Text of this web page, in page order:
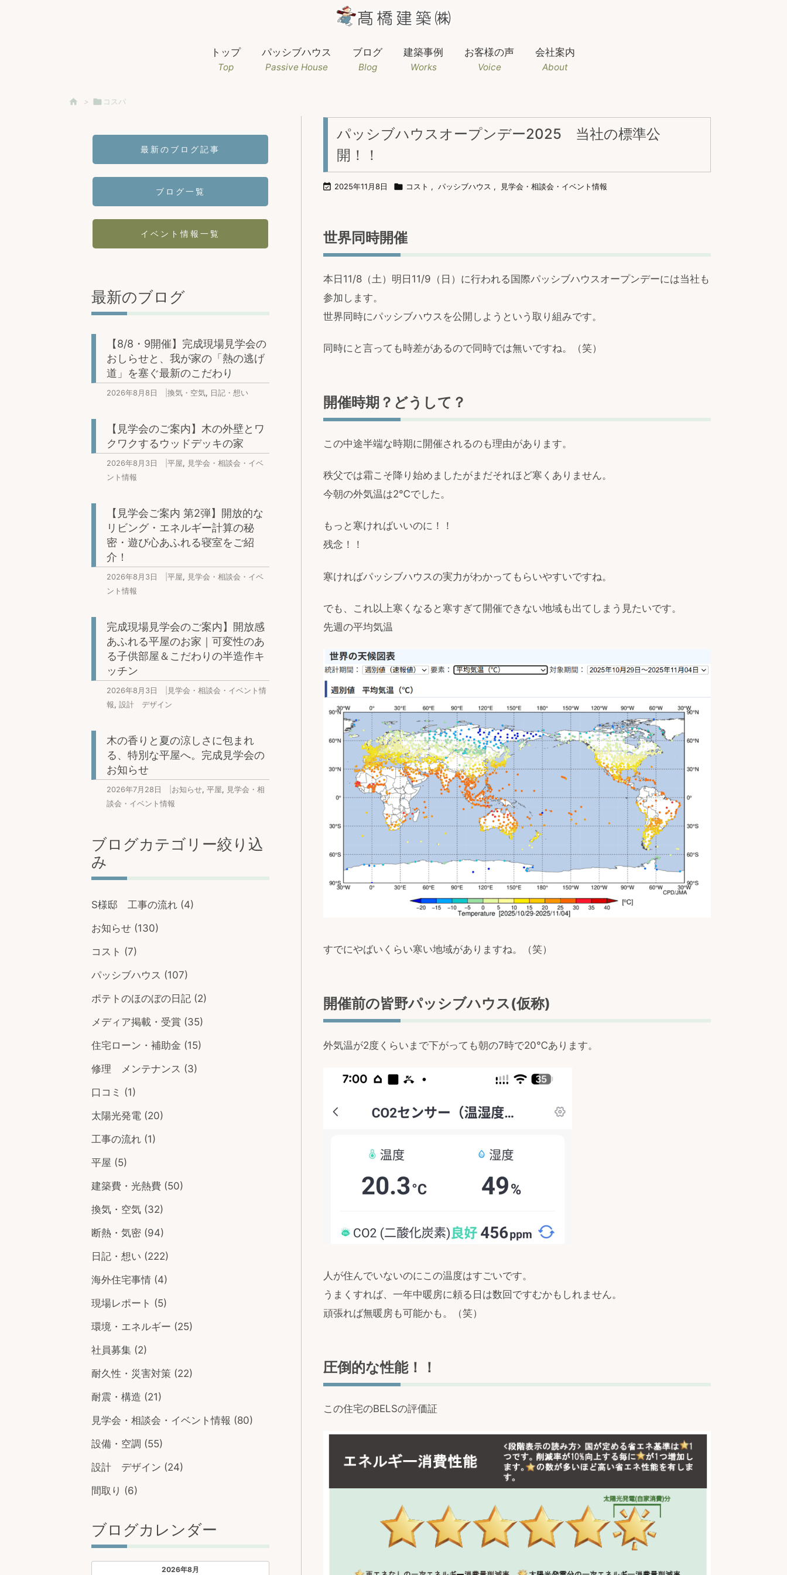
トップ
Top
パッシブハウス
Passive House
ブログ
Blog
建築事例
Works
お客様の声
Voice
会社案内
About
 >  コスパ
パッシブハウスオープンデー2025 当社の標準公
開！！
 2025年11月8日  コスト , パッシブハウス , 見学会・相談会・イベント情報
世界同時開催
本日11/8（土）明日11/9（日）に行われる国際パッシブハウスオープンデーには当社も
参加します。
世界同時にパッシブハウスを公開しようという取り組みです。
同時にと言っても時差があるので同時では無いですね。（笑）
開催時期？どうして？
この中途半端な時期に開催されるのも理由があります。
秩父では霜こそ降り始めましたがまだそれほど寒くありません。
今朝の外気温は2℃でした。
もっと寒ければいいのに！！
残念！！
寒ければパッシブハウスの実力がわかってもらいやすいですね。
でも、これ以上寒くなると寒すぎて開催できない地域も出てしまう見たいです。
先週の平均気温
すでにやばいくらい寒い地域がありますね。（笑）
開催前の皆野パッシブハウス(仮称)
外気温が2度くらいまで下がっても朝の7時で20℃あります。
人が住んでいないのにこの温度はすごいです。
うまくすれば、一年中暖房に頼る日は数回ですむかもしれません。
頑張れば無暖房も可能かも。（笑）
圧倒的な性能！！
この住宅のBELSの評価証
最新のブログ記事
ブログ一覧
イベント情報一覧
最新のブログ
【8/8・9開催】完成現場見学会の
おしらせと、我が家の「熱の逃げ
道」を塞ぐ最新のこだわり
2026年8月8日 換気・空気, 日記・想い
【見学会のご案内】木の外壁とワ
クワクするウッドデッキの家
2026年8月3日 平屋, 見学会・相談会・イベ
ント情報
【見学会ご案内 第2弾】開放的な
リビング・エネルギー計算の秘
密・遊び心あふれる寝室をご紹
介！
2026年8月3日 平屋, 見学会・相談会・イベ
ント情報
完成現場見学会のご案内】開放感
あふれる平屋のお家｜可変性のあ
る子供部屋＆こだわりの半造作キ
ッチン
2026年8月3日
見学会・相談会・イベント情
報, 設計 デザイン
木の香りと夏の涼しさに包まれ
る、特別な平屋へ。完成見学会の
お知らせ
2026年7月28日 お知らせ, 平屋, 見学会・相
談会・イベント情報
ブログカテゴリー絞り込
み
S様邸 工事の流れ (4)
お知らせ (130)
コスト (7)
パッシブハウス (107)
ポテトのほのぼの日記 (2)
メディア掲載・受賞 (35)
住宅ローン・補助金 (15)
修理 メンテナンス (3)
口コミ (1)
太陽光発電 (20)
工事の流れ (1)
平屋 (5)
建築費・光熱費 (50)
換気・空気 (32)
断熱・気密 (94)
日記・想い (222)
海外住宅事情 (4)
現場レポート (5)
環境・エネルギー (25)
社員募集 (2)
耐久性・災害対策 (22)
耐震・構造 (21)
見学会・相談会・イベント情報 (80)
設備・空調 (55)
設計 デザイン (24)
間取り (6)
ブログカレンダー
2026年8月